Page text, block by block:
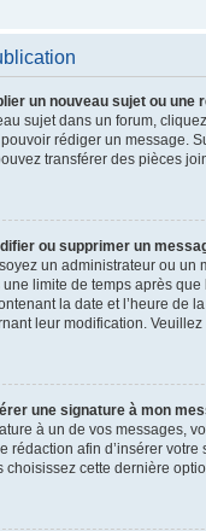
un nouveau sujet ou une
sujet dans un forum,
rédiger un message.
transférer des pièces
ou supprimer un
un administrateur ou
limite de temps après
la date et l’heure de
leur modification.
une signature à mon
à un de vos messages,
rédaction afin d’insérer
choisissez cette dernière